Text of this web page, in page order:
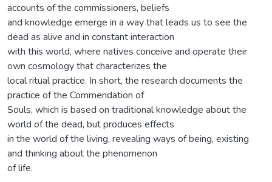
accounts of the commissioners, beliefs
and knowledge emerge in a way that leads us to see the
dead as alive and in constant interaction
with this world, where natives conceive and operate their
own cosmology that characterizes the
local ritual practice. In short, the research documents the
practice of the Commendation of
Souls, which is based on traditional knowledge about the
world of the dead, but produces effects
in the world of the living, revealing ways of being, existing
and thinking about the phenomenon
of life.